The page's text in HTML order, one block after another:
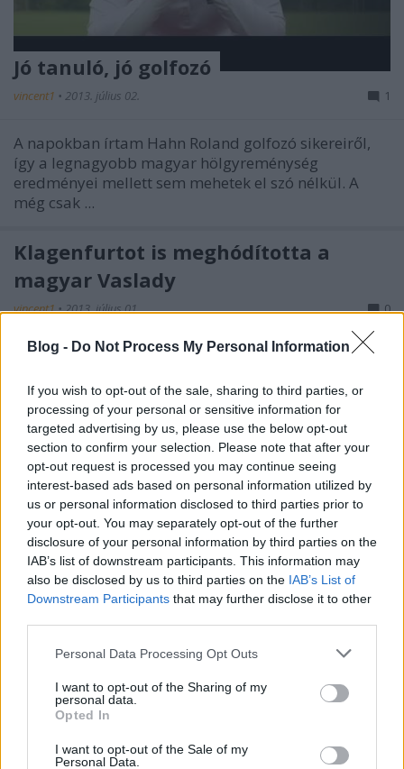
Blog - Do Not Process My Personal Information
If you wish to opt-out of the sale, sharing to third parties, or
processing of your personal or sensitive information for
targeted advertising by us, please use the below opt-out
section to confirm your selection. Please note that after your
opt-out request is processed you may continue seeing
interest-based ads based on personal information utilized by
us or personal information disclosed to third parties prior to
your opt-out. You may separately opt-out of the further
disclosure of your personal information by third parties on the
IAB’s list of downstream participants. This information may
also be disclosed by us to third parties on the IAB’s List of
Downstream Participants that may further disclose it to other
Please note that this website/app uses one or more Google
not limited to your visit or usage behaviour. You may click to
grant or deny consent to Google and its third-party tags to
use your data for below specified purposes in below Google
consent section.
Personal Data Processing Opt Outs
I want to opt-out of the Sharing of my
personal data.
Opted In
I want to opt-out of the Sale of my
Personal Data.
Jó tanuló, jó golfozó
vincent1 • 2013. július 02. 1
A napokban írtam Hahn Roland golfozó sikereiről,
így a legnagyobb magyar hölgyreménység
eredményei mellett sem mehetek el szó nélkül. A
még csak ...
Klagenfurtot is meghódította a
magyar Vaslady
vincent1•2013. július 01. 0
Aki 3,8 kilométert úszik, 180 kilométert kerékpározik
órán belül, az tényleg vasból van. ...
Ezt is megúszták
vincent1 •2013. június 30.